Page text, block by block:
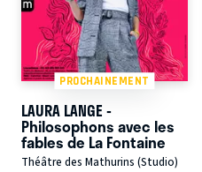
PROCHAINEMENT
LAURA LANGE -
Philosophons avec les
fables de La Fontaine
Théâtre des Mathurins (Studio)